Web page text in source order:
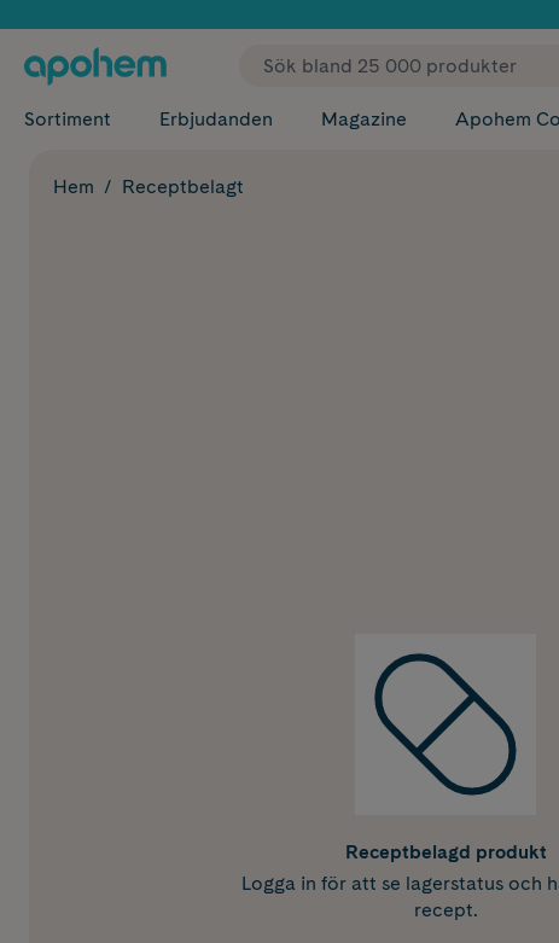
✓ Fri
Sortiment Erbjudanden Magazine Apohem
Hem Receptbelagt
Receptbelagd produkt
Logga in för att se lagerstatus och
recept.